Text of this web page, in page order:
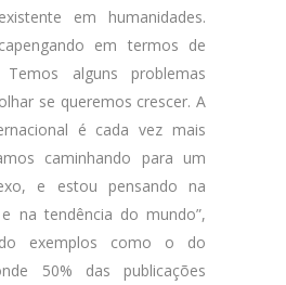
em humanidades.
em termos de
Temos alguns problemas
se queremos crescer. A
é cada vez mais
caminhando para um
e estou pensando na
na tendência do mundo”,
exemplos como o do
50% das publicações